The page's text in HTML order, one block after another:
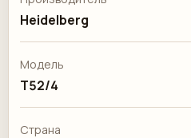
Heidelberg
Модель
T52/4
Страна